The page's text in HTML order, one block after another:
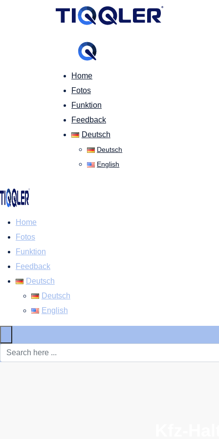
Home
Fotos
Funktion
Feedback
Deutsch
Deutsch
English
Home
Fotos
Funktion
Feedback
Deutsch
Deutsch
English